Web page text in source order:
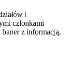
i
członkami
z informacją,